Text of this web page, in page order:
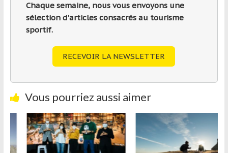
Chaque semaine, nous vous envoyons une
sélection d'articles consacrés au tourisme
sportif.
RECEVOIR LA NEWSLETTER
Vous pourriez aussi aimer